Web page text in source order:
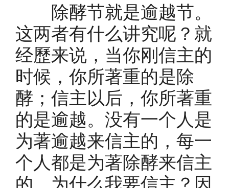
除酵节就是逾越节。
这两者有什么讲究呢？就
经歷来说，当你刚信主的
时候，你所著重的是除
酵；信主以后，你所著重
的是逾越。没有一个人是
为著逾越来信主的，每一
个人都是为著除酵来信主
的。为什么我要信主？因